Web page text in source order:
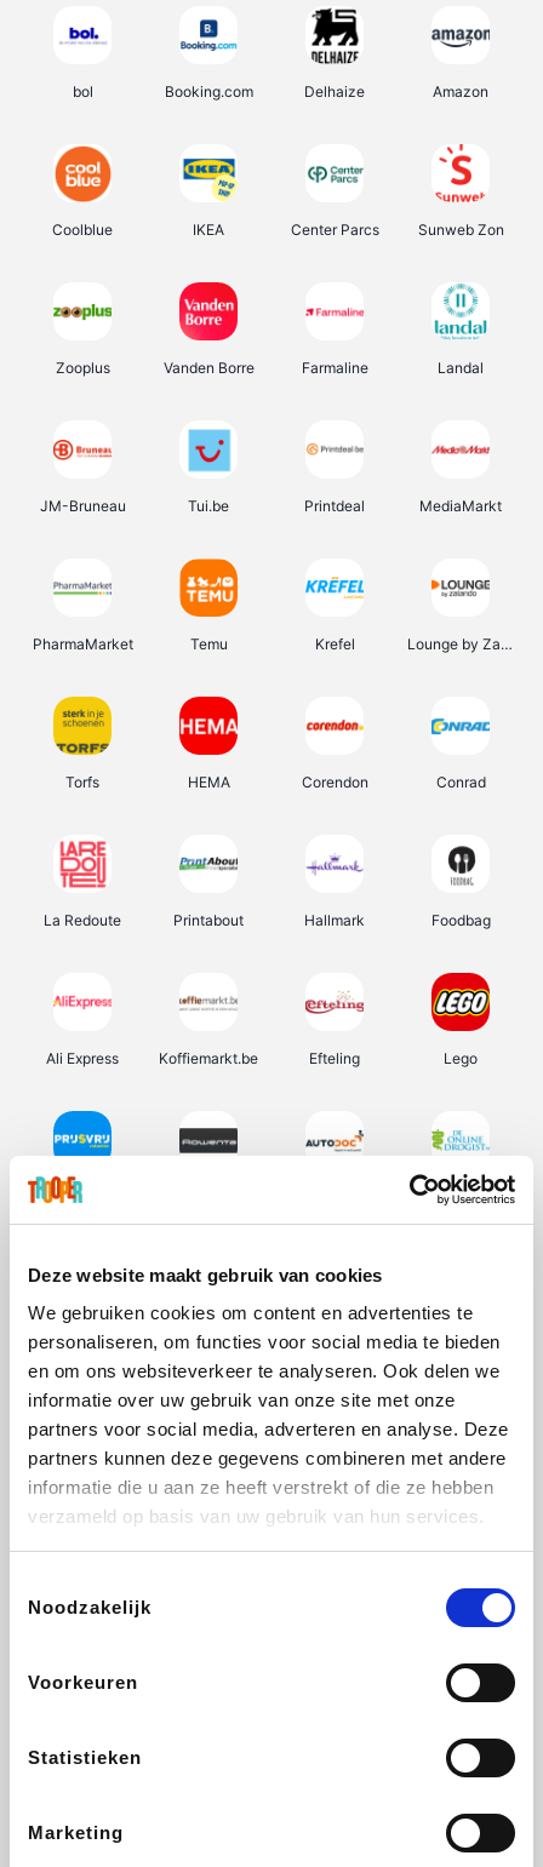
Deze website maakt gebruik van cookies
We gebruiken cookies om content en advertenties te
personaliseren, om functies voor social media te bieden
en om ons websiteverkeer te analyseren. Ook delen we
informatie over uw gebruik van onze site met onze
partners voor social media, adverteren en analyse. Deze
partners kunnen deze gegevens combineren met andere
informatie die u aan ze heeft verstrekt of die ze hebben
verzameld op basis van uw gebruik van hun services.
Noodzakelijk
Voorkeuren
Statistieken
Marketing
bol Booking.com Delhaize Amazon
Coolblue IKEA Center Parcs Sunweb Zon
Zooplus Vanden Borre Farmaline Landal
JM-Bruneau Tui.be Printdeal MediaMarkt
PharmaMarket Temu Krefel Lounge by Zalando
Torfs HEMA Corendon Conrad
La Redoute Printabout Hallmark Foodbag
Ali Express Koffiemarkt.be Efteling Lego
Prijsvrij De Online Drogist
Vidaxl Lampenlicht.be Adidas Hotels.com
DectDirect
Brussels Airlines
ZEB Get Your Guide